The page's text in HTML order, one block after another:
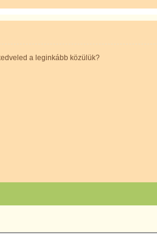
a leginkább közülük?